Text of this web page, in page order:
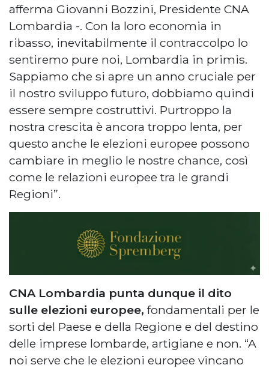
afferma Giovanni Bozzini, Presidente CNA
Lombardia -. Con la loro economia in
ribasso, inevitabilmente il contraccolpo lo
sentiremo pure noi, Lombardia in primis.
Sappiamo che si apre un anno cruciale per
il nostro sviluppo futuro, dobbiamo quindi
essere sempre costruttivi. Purtroppo la
nostra crescita è ancora troppo lenta, per
questo anche le elezioni europee possono
cambiare in meglio le nostre chance, così
come le relazioni europee tra le grandi
Regioni”.
CNA Lombardia punta dunque il dito
sulle elezioni europee, fondamentali per le
sorti del Paese e della Regione e del destino
delle imprese lombarde, artigiane e non. “A
noi serve che le elezioni europee vincano